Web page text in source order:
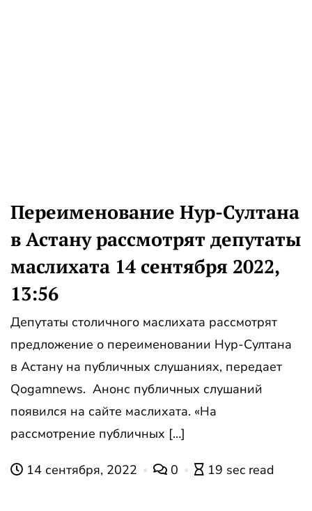
Переименование Нур-Султана
в Астану рассмотрят депутаты
маслихата 14 сентября 2022,
13:56
Депутаты столичного маслихата рассмотрят
предложение о переименовании Нур-Султана
в Астану на публичных слушаниях, передает
Qogamnews. Анонс публичных слушаний
появился на сайте маслихата. «На
рассмотрение публичных […]
14 сентября, 2022 0 19 sec read